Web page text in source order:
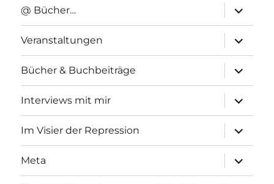
@ Bücher…
anzeigen
Veranstaltungen
anzeigen
Bücher & Buchbeiträge
anzeigen
Interviews mit mir
anzeigen
Im Visier der Repression
anzeigen
Meta
anzeigen